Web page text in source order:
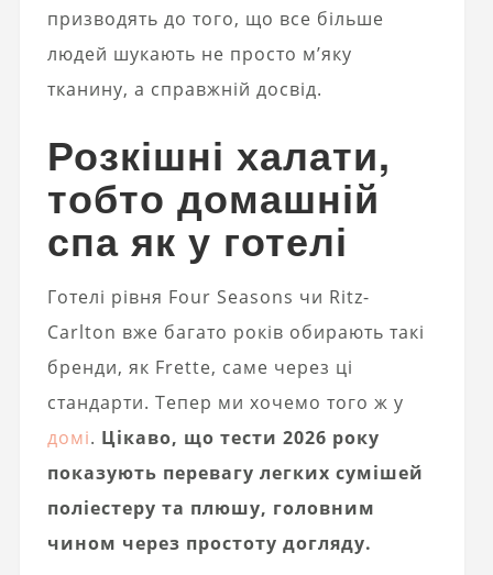
призводять до того, що все більше
людей шукають не просто м’яку
тканину, а справжній досвід.
Розкішні халати,
тобто домашній
спа як у готелі
Готелі рівня Four Seasons чи Ritz-
Carlton вже багато років обирають такі
бренди, як Frette, саме через ці
стандарти. Тепер ми хочемо того ж у
домі. Цікаво, що тести 2026 року
показують перевагу легких сумішей
поліестеру та плюшу, головним
чином через простоту догляду.